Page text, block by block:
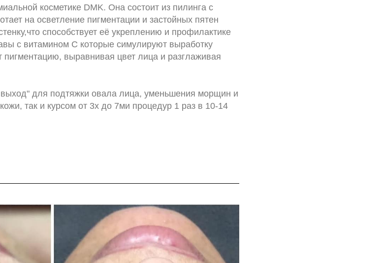
косметике DMK. Она состоит из пилинга с
на осветление пигментации и застойных пятен
способствует её укреплению и профилактике
с витамином С которые симулируют выработку
пигментацию, выравнивая цвет лица и разглаживая
для подтяжки овала лица, уменьшения морщин и
так и курсом от 3х до 7ми процедур 1 раз в 10-14